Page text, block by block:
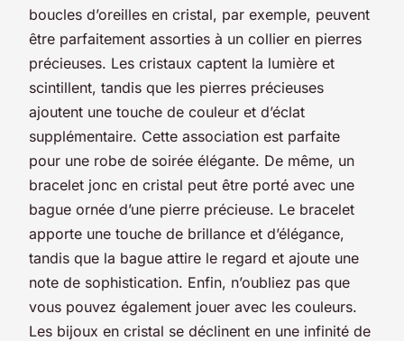
boucles d’oreilles en cristal, par exemple, peuvent
être parfaitement assorties à un collier en pierres
précieuses. Les cristaux captent la lumière et
scintillent, tandis que les pierres précieuses
ajoutent une touche de couleur et d’éclat
supplémentaire. Cette association est parfaite
pour une robe de soirée élégante. De même, un
bracelet jonc en cristal peut être porté avec une
bague ornée d’une pierre précieuse. Le bracelet
apporte une touche de brillance et d’élégance,
tandis que la bague attire le regard et ajoute une
note de sophistication. Enfin, n’oubliez pas que
vous pouvez également jouer avec les couleurs.
Les bijoux en cristal se déclinent en une infinité de